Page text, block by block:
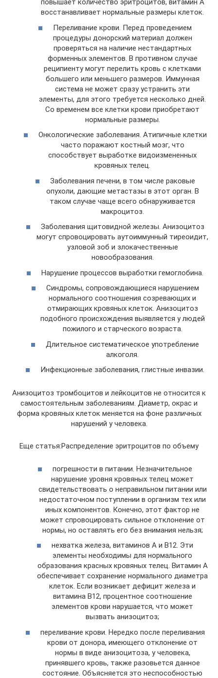
повышает количество эритроцитов, витамин А
восстанавливает нормальные размеры клеток.
Переливание крови. Перед проведением
процедуры донорский материал должен
проверяться на наличие нестандартных
форменных элементов. В противном случае
реципиенту могут перелить кровь с клетками
большего или меньшего размеров. Иммунная
система не может сразу устранить эти
элементы, для этого требуется несколько дней.
Со временем все клетки крови приобретают
нормальные размеры.
Онкологические заболевания. Атипичные клетки
часто поражают костный мозг, что
способствует выработке видоизмененных
кровяных телец.
Заболевания печени, в том числе раковые
опухоли, дающие метастазы в этот орган. В
таком случае чаще всего обнаруживается
макроцитоз.
Заболевания щитовидной железы. Анизоцитоз
могут спровоцировать аутоиммунный тиреоидит,
узловой зоб и злокачественные
новообразования.
Нарушение процессов выработки гемоглобина.
Синдромы, сопровождающиеся нарушением
нормального соотношения созревающих и
отмирающих кровяных клеток. Анизоцитоз
подобного происхождения выявляется у людей
пожилого и старческого возраста.
Длительное систематическое употребление
алкоголя.
Инфекционные заболевания, глистные инвазии.
Анизоцитоз тромбоцитов и лейкоцитов не относится к
самостоятельным заболеваниям. Диаметр, окрас и
форма кровяных клеток меняется на фоне различных
нарушений у человека.
Еще статья:Распределение эритроцитов по объему
погрешности в питании. Незначительное
нарушение уровня кровяных телец может
свидетельствовать о неправильном питании или
недостаточном поступлении в организм тех или
иных компонентов. Конечно, этот фактор не
может спровоцировать сильное отклонение от
нормы, но оставлять его без внимания нельзя;
нехватка железа, витаминов А и В12. Эти
элементы необходимы для нормального
образования красных кровяных телец. Витамин А
обеспечивает сохранение нормального диаметра
клеток. Если возникает дефицит железа и
витамина В12, процентное соотношение
элементов крови нарушается, что может
вызвать анизоцитоз;
переливание крови. Нередко после переливания
крови от донора, имеющего отклонение от
нормы в виде анизоцитоза, у человека,
принявшего кровь, также разовьется данное
состояние. Объясняется это неспособностью